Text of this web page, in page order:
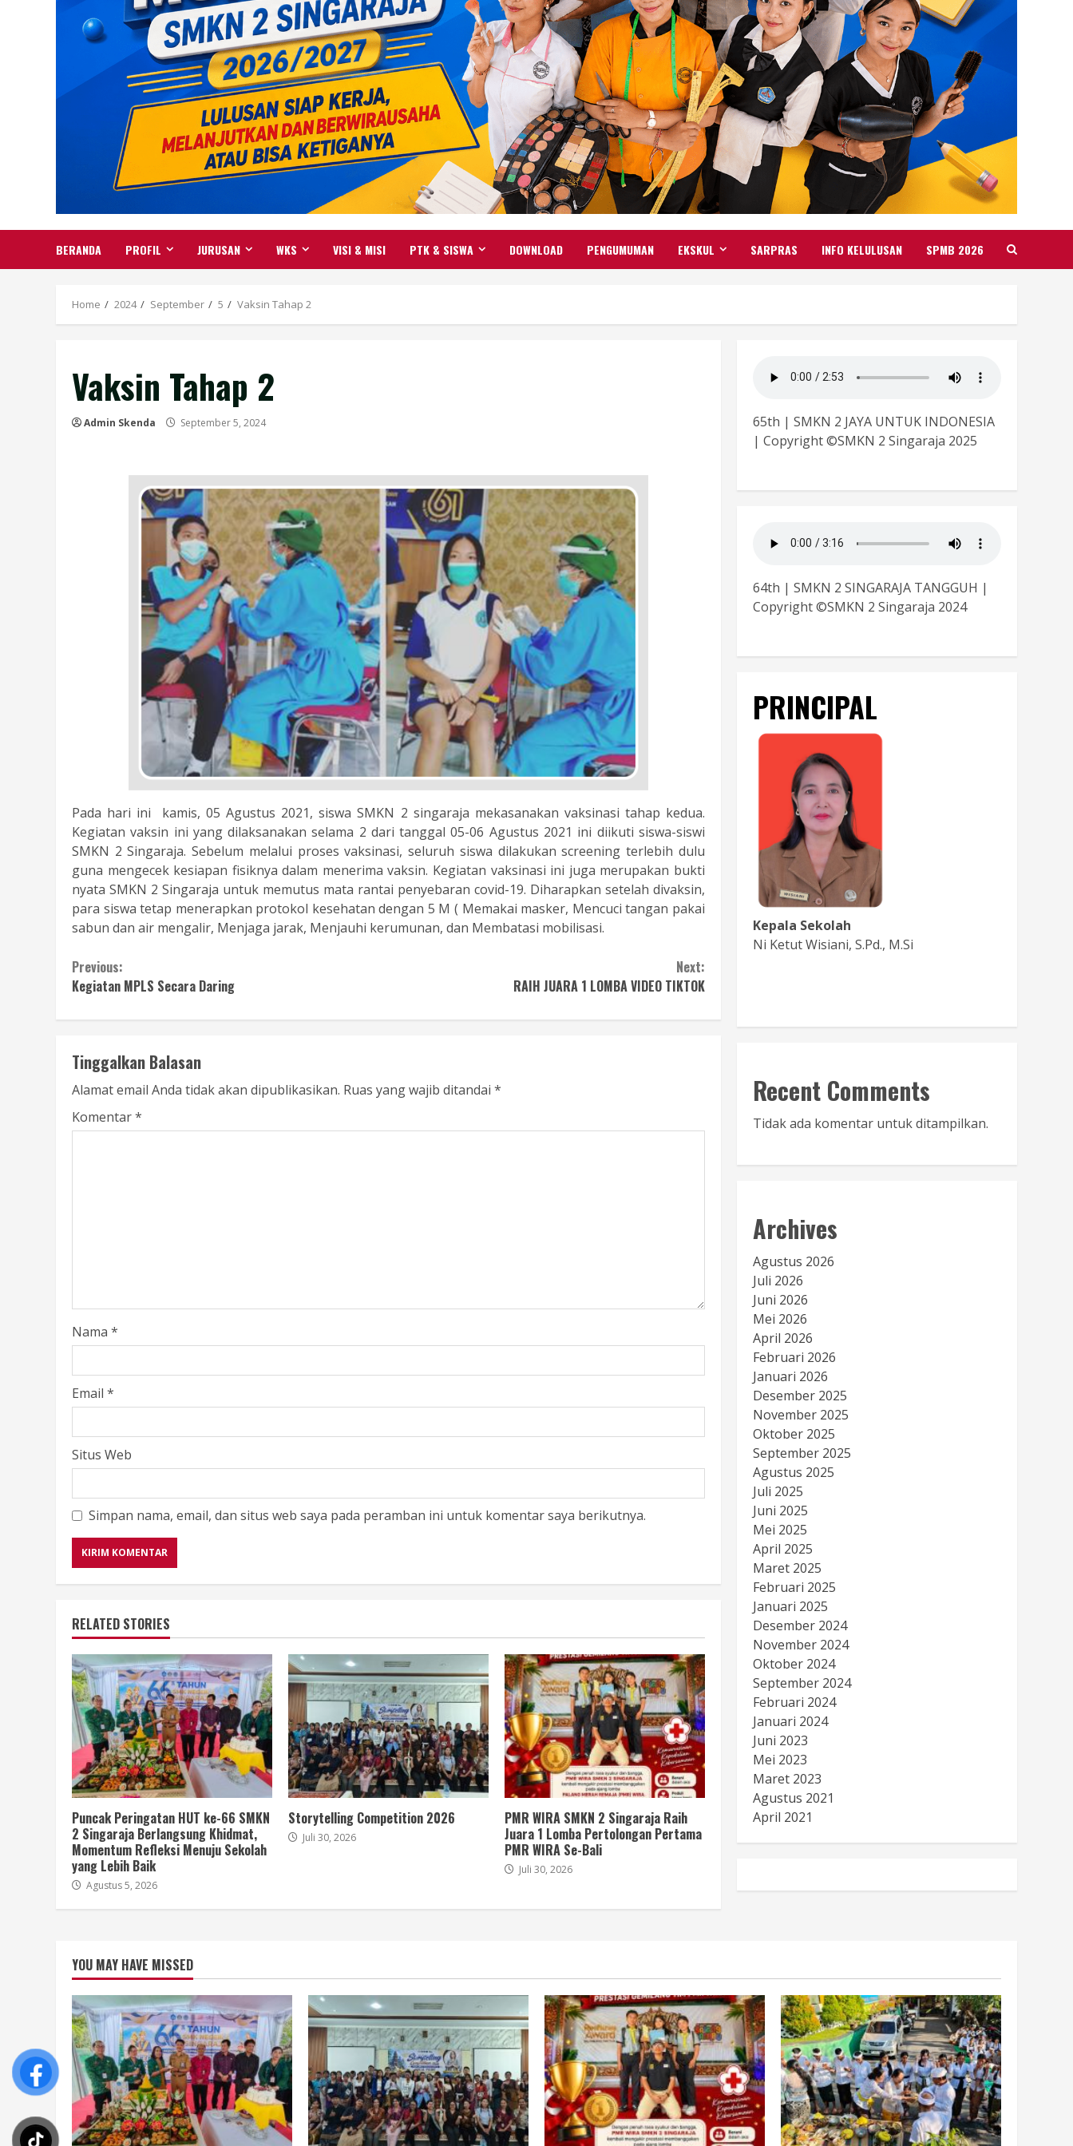
BERANDA PROFIL JURUSAN WKS VISI & MISI PTK & SISWA DOWNLOAD PENGUMUMAN EKSKUL SARPRAS INFO KELULUSAN SPMB 2026
Home 2024 September 5 Vaksin Tahap 2
Vaksin Tahap 2
Admin Skenda September 5, 2024
Pada hari ini kamis, 05 Agustus 2021, siswa SMKN 2 singaraja mekasanakan vaksinasi tahap kedua.
Kegiatan vaksin ini yang dilaksanakan selama 2 dari tanggal 05-06 Agustus 2021 ini diikuti siswa-siswi
SMKN 2 Singaraja. Sebelum melalui proses vaksinasi, seluruh siswa dilakukan screening terlebih dulu
guna mengecek kesiapan fisiknya dalam menerima vaksin. Kegiatan vaksinasi ini juga merupakan bukti
nyata SMKN 2 Singaraja untuk memutus mata rantai penyebaran covid-19. Diharapkan setelah divaksin,
para siswa tetap menerapkan protokol kesehatan dengan 5 M ( Memakai masker, Mencuci tangan pakai
sabun dan air mengalir, Menjaga jarak, Menjauhi kerumunan, dan Membatasi mobilisasi.
Continue
Reading
Previous:
Kegiatan MPLS Secara Daring
Next:
RAIH JUARA 1 LOMBA VIDEO TIKTOK
Tinggalkan Balasan
Alamat email Anda tidak akan dipublikasikan. Ruas yang wajib ditandai *
Komentar*
Nama *
Email *
Situs Web
Simpan nama, email, dan situs web saya pada peramban ini untuk komentar saya berikutnya.
RELATED STORIES
Puncak Peringatan HUT ke-66 SMKN
2 Singaraja Berlangsung Khidmat,
Momentum Refleksi Menuju Sekolah
yang Lebih Baik
Agustus 5, 2026
Storytelling Competition 2026
Juli 30, 2026
PMR WIRA SMKN 2 Singaraja Raih
Juara 1 Lomba Pertolongan Pertama
PMR WIRA Se-Bali
Juli 30, 2026
65th | SMKN 2 JAYA UNTUK INDONESIA
| Copyright ©SMKN 2 Singaraja 2025
64th | SMKN 2 SINGARAJA TANGGUH |
Copyright ©SMKN 2 Singaraja 2024
PRINCIPAL
Kepala Sekolah
Ni Ketut Wisiani, S.Pd., M.Si
Recent Comments
Tidak ada komentar untuk ditampilkan.
Archives
Agustus 2026
Juli 2026
Juni 2026
Mei 2026
April 2026
Februari 2026
Januari 2026
Desember 2025
November 2025
Oktober 2025
September 2025
Agustus 2025
Juli 2025
Juni 2025
Mei 2025
April 2025
Maret 2025
Februari 2025
Januari 2025
Desember 2024
November 2024
Oktober 2024
September 2024
Februari 2024
Januari 2024
Juni 2023
Mei 2023
Maret 2023
Agustus 2021
April 2021
YOU MAY HAVE MISSED